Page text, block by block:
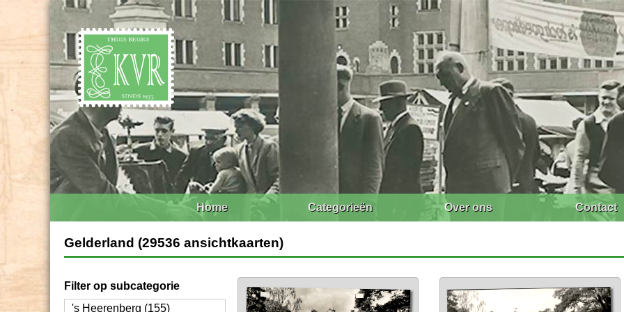
Home Categorieën Over ons Contact
Gelderland (29536 ansichtkaarten)
Filter op subcategorie
's Heerenberg (155)